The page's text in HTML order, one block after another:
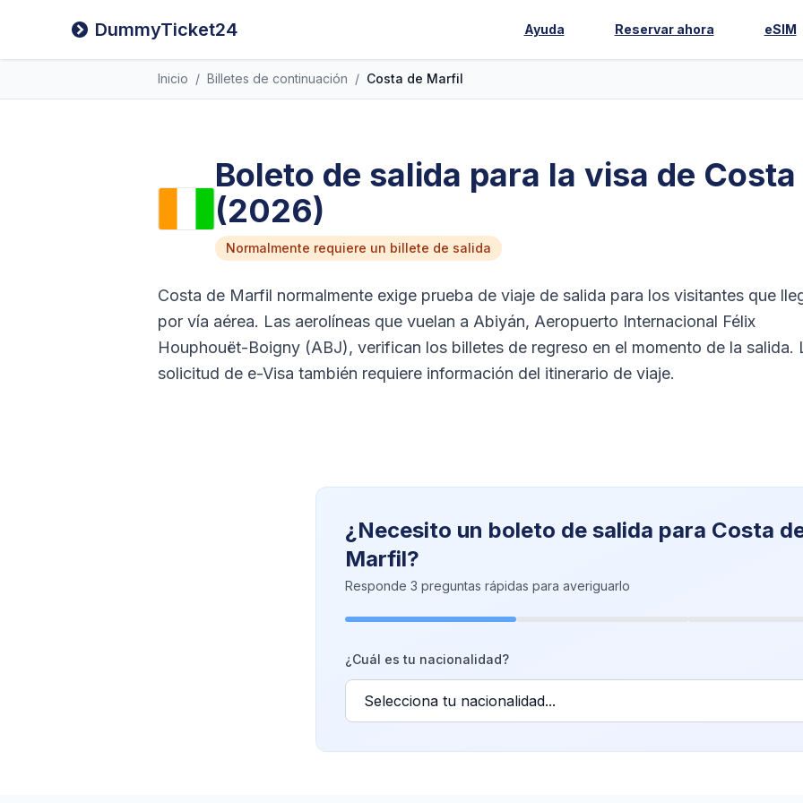
DummyTicket24 Ayuda Reservar ahora eSIM
Inicio / Billetes de continuación / Costa de Marfil
Boleto de salida para la visa de
(2026)
Normalmente requiere un billete de salida
Costa de Marfil normalmente exige prueba de viaje de salida para los visitantes que
por vía aérea. Las aerolíneas que vuelan a Abiyán, Aeropuerto Internacional Félix
Houphouët-Boigny (ABJ), verifican los billetes de regreso en el momento de la salida.
solicitud de e-Visa también requiere información del itinerario de viaje.
¿Necesito un boleto de salida para Costa
Marfil?
Responde 3 preguntas rápidas para averiguarlo
¿Cuál es tu nacionalidad?